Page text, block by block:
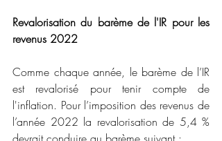
Revalorisation du barème de l'IR pour les
revenus 2022
Comme chaque année, le barème de l’IR
est revalorisé pour tenir compte de
l'inflation. Pour l’imposition des revenus de
l’année 2022 la revalorisation de 5,4 %